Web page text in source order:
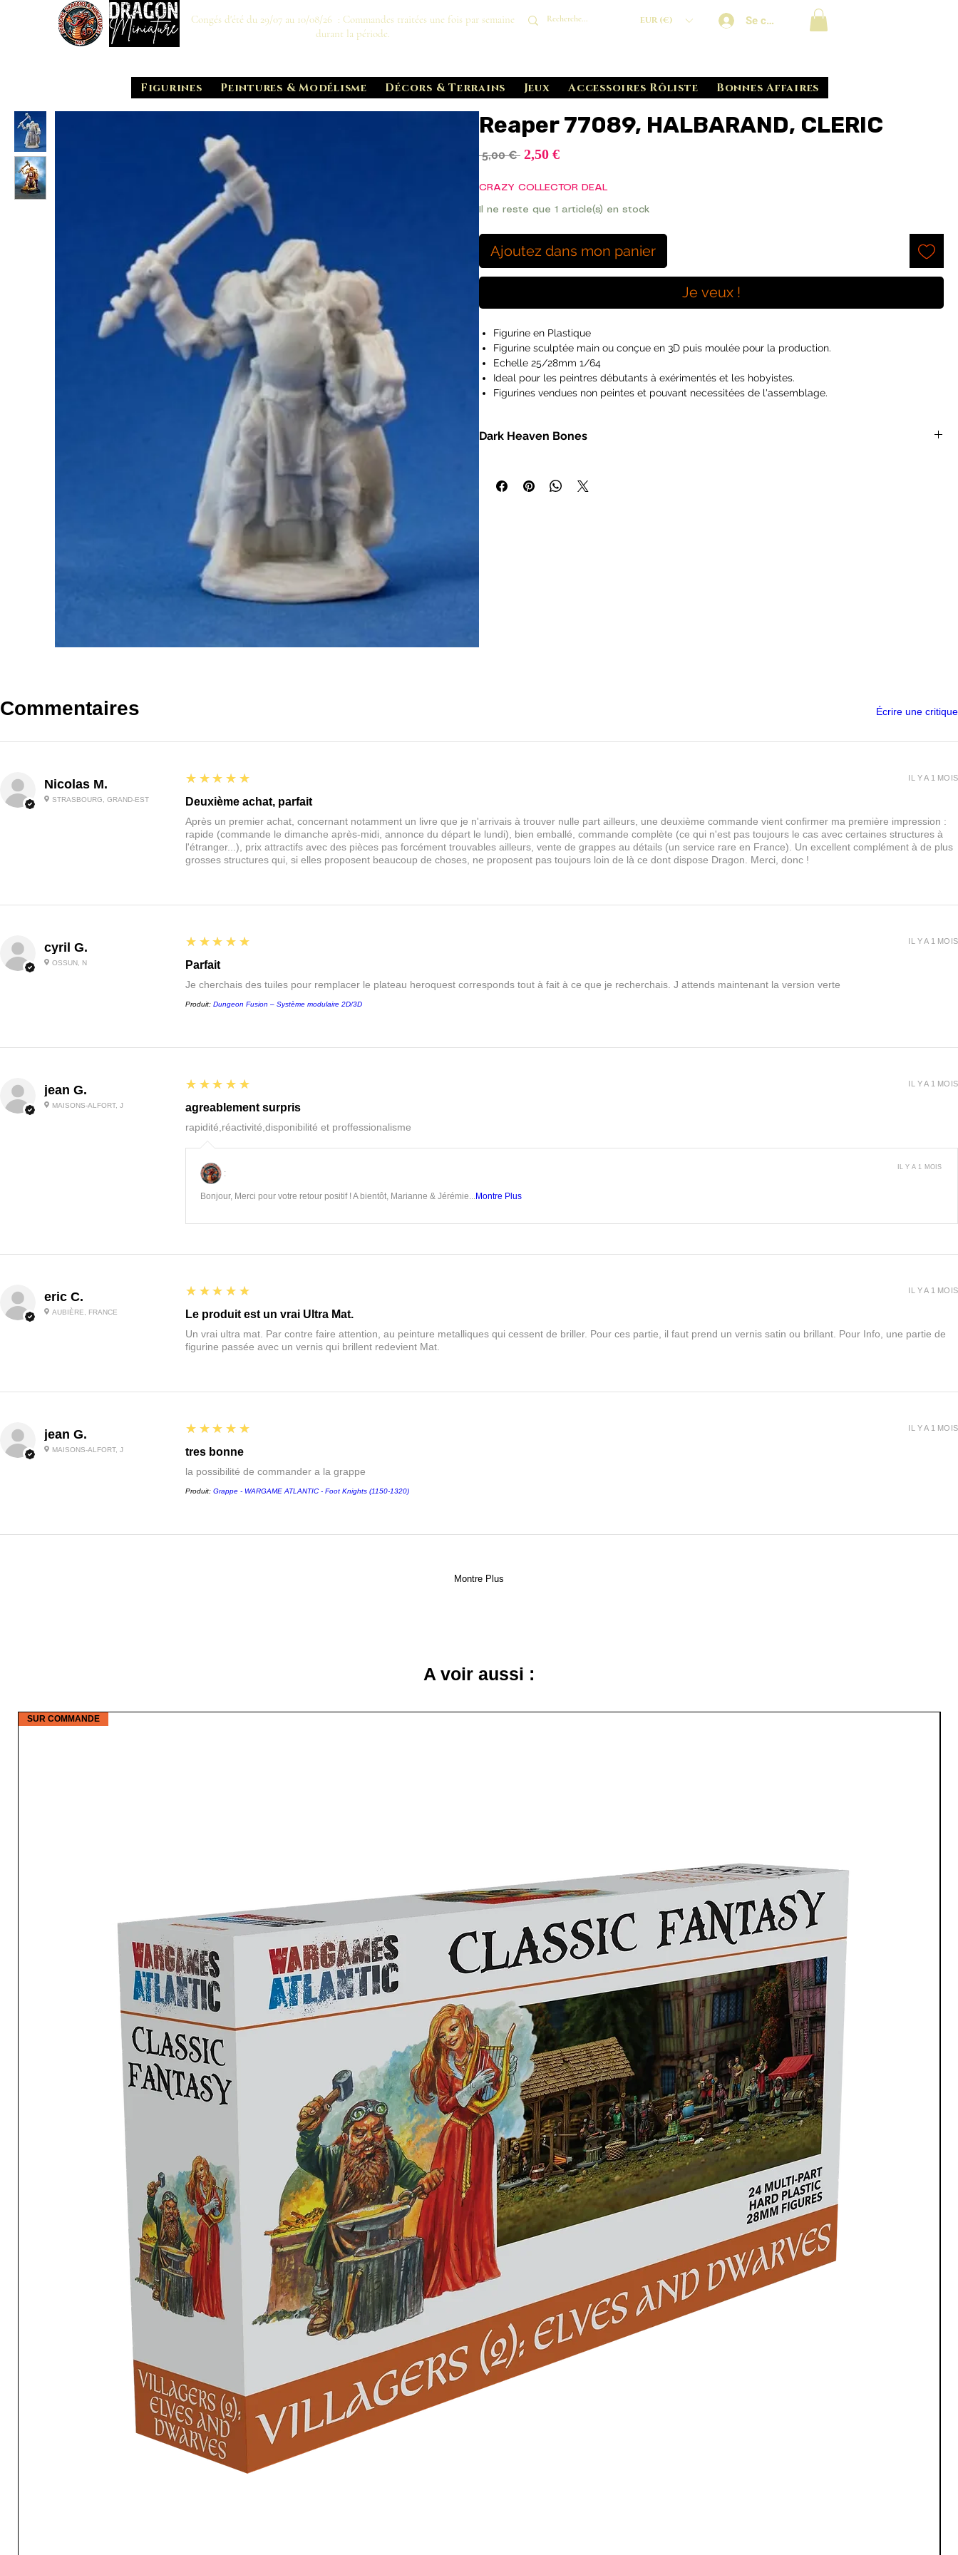
Congés d'été du 29/07 au 10/08/26 : Commandes traitées une fois par semaine
durant la période.
EUR (€) Se connecter
Figurines Peintures & Modélisme Décors & Terrains Jeux Accessoires Rôliste Bonnes Affaires
Reaper 77089, HALBARAND, CLERIC
5,00 € Prix
2,50 €Prix
CRAZY COLLECTOR DEAL
Il ne reste que 1 article(s) en stock
Ajoutez dans mon panier
Je veux !
Figurine en Plastique
Figurine sculptée main ou conçue en 3D puis moulée pour la production.
Echelle 25/28mm 1/64
Ideal pour les peintres débutants à exérimentés et les hobyistes.
Figurines vendues non peintes et pouvant necessitées de l'assemblage.
Frostgrave, Savage Worlds, Ranger Of The Shadow Deep...
Dark Heaven Bones
- Bases intégrales
- Modèles en polymère non peints
Commentaires Écrire une critique
Nicolas M.
STRASBOURG, GRAND-EST
5
★★★★★
Deuxième achat, parfait
Après un premier achat, concernant notamment un livre que je n'arrivais à trouver nulle part ailleurs, une deuxième commande vient confirmer ma première impression :
rapide (commande le dimanche après-midi, annonce du départ le lundi), bien emballé, commande complète (ce qui n'est pas toujours le cas avec certaines structures à
l'étranger...), prix attractifs avec des pièces pas forcément trouvables ailleurs, vente de grappes au détails (un service rare en France). Un excellent complément à de plus
grosses structures qui, si elles proposent beaucoup de choses, ne proposent pas toujours loin de là ce dont dispose Dragon. Merci, donc !
IL Y A 1 MOIS
cyril G.
OSSUN, N
5
★★★★★
Parfait
Je cherchais des tuiles pour remplacer le plateau heroquest corresponds tout à fait à ce que je recherchais. J attends maintenant la version verte
Produit: Dungeon Fusion – Système modulaire 2D/3D
IL Y A 1 MOIS
jean G.
MAISONS-ALFORT, J
5
★★★★★
agreablement surpris
rapidité,réactivité,disponibilité et proffessionalisme
IL Y A 1 MOIS
:
Bonjour, Merci pour votre retour positif ! A bientôt, Marianne & Jérémie...Montre Plus
IL Y A 1 MOIS
eric C.
AUBIÈRE, FRANCE
5
★★★★★
Le produit est un vrai Ultra Mat.
Un vrai ultra mat. Par contre faire attention, au peinture metalliques qui cessent de briller. Pour ces partie, il faut prend un vernis satin ou brillant. Pour Info, une partie de
figurine passée avec un vernis qui brillent redevient Mat.
IL Y A 1 MOIS
jean G.
MAISONS-ALFORT, J
5
★★★★★
tres bonne
la possibilité de commander a la grappe
Produit: Grappe - WARGAME ATLANTIC - Foot Knights (1150-1320)
IL Y A 1 MOIS
Montre Plus
A voir aussi :
SUR COMMANDE